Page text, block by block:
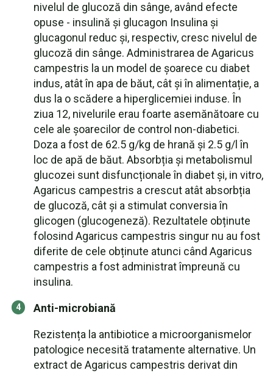
nivelul de glucoză din sânge, având efecte
opuse - insulină și glucagon Insulina și
glucagonul reduc și, respectiv, cresc nivelul de
glucoză din sânge. Administrarea de Agaricus
campestris la un model de șoarece cu diabet
indus, atât în apa de băut, cât și în alimentație, a
dus la o scădere a hiperglicemiei induse. În
ziua 12, nivelurile erau foarte asemănătoare cu
cele ale șoarecilor de control non-diabetici.
Doza a fost de 62.5 g/kg de hrană și 2.5 g/l în
loc de apă de băut. Absorbția și metabolismul
glucozei sunt disfuncționale în diabet și, in vitro,
Agaricus campestris a crescut atât absorbția
de glucoză, cât și a stimulat conversia în
glicogen (glucogeneză). Rezultatele obținute
folosind Agaricus campestris singur nu au fost
diferite de cele obținute atunci când Agaricus
campestris a fost administrat împreună cu
insulina.
Anti-microbiană
Rezistența la antibiotice a microorganismelor
patologice necesită tratamente alternative. Un
extract de Agaricus campestris derivat din